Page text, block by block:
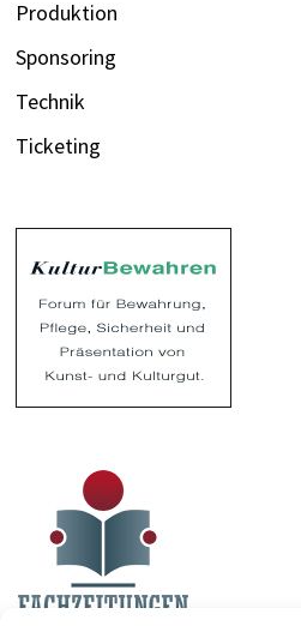
Produktion
Sponsoring
Technik
Ticketing